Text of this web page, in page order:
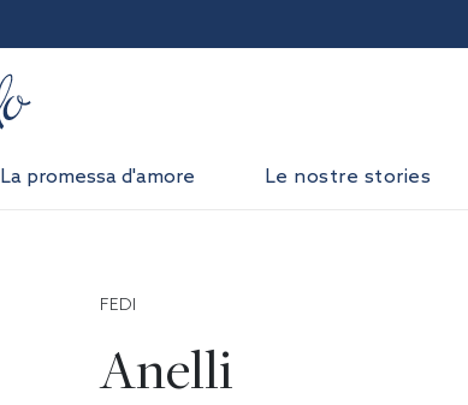
La promessa d'amore Le nostre stories
FEDI
Anelli